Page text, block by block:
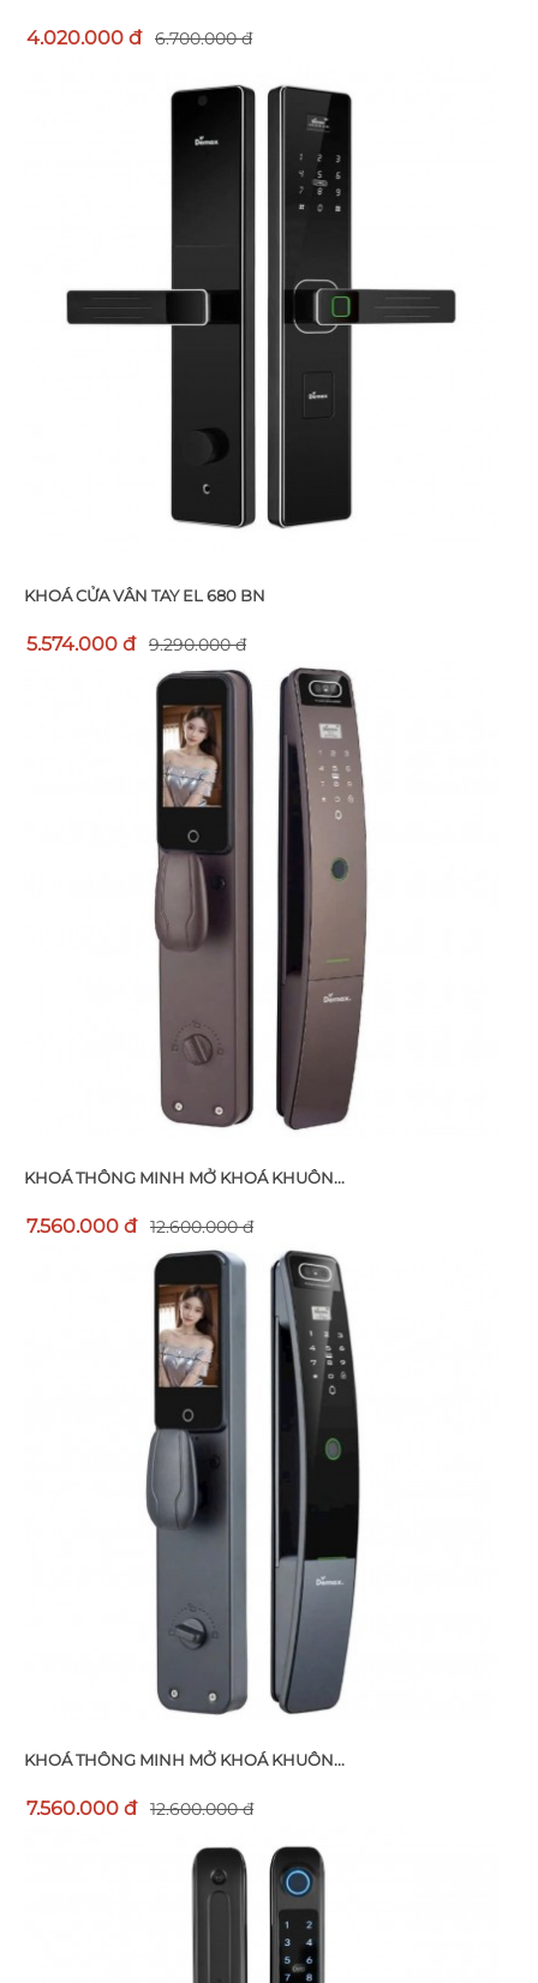
4.020.000 đ 6.700.000 đ
KHOÁ CỬA VÂN TAY EL 680 BN
5.574.000 đ 9.290.000 đ
KHOÁ THÔNG MINH MỞ KHOÁ KHUÔN...
7.560.000 đ 12.600.000 đ
KHOÁ THÔNG MINH MỞ KHOÁ KHUÔN...
7.560.000 đ 12.600.000 đ